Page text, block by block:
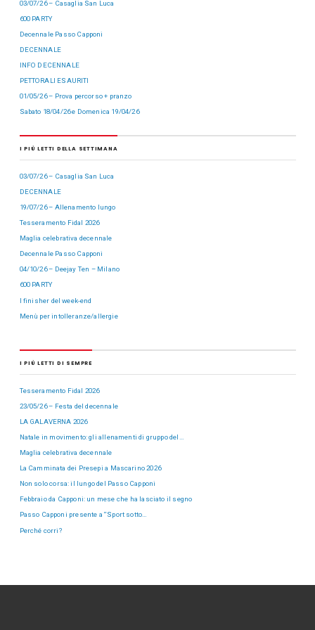
03/07/26 – Casaglia San Luca
600 PARTY
Decennale Passo Capponi
DECENNALE
INFO DECENNALE
PETTORALI ESAURITI
01/05/26 – Prova percorso + pranzo
Sabato 18/04/26 e Domenica 19/04/26
I PIÙ LETTI DELLA SETTIMANA
03/07/26 – Casaglia San Luca
DECENNALE
19/07/26 – Allenamento lungo
Tesseramento Fidal 2026
Maglia celebrativa decennale
Decennale Passo Capponi
04/10/26 – Deejay Ten – Milano
600 PARTY
I finisher del week-end
Menù per intolleranze/allergie
I PIÙ LETTI DI SEMPRE
Tesseramento Fidal 2026
23/05/26 – Festa del decennale
LA GALAVERNA 2026
Natale in movimento: gli allenamenti di gruppo del…
Maglia celebrativa decennale
La Camminata dei Presepi a Mascarino 2026
Non solo corsa: il lungo del Passo Capponi
Febbraio da Capponi: un mese che ha lasciato il segno
Passo Capponi presente a “Sport sotto…
Perché corri?